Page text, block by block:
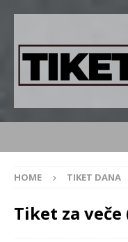
HOME TIKET DANA
Tiket za veče